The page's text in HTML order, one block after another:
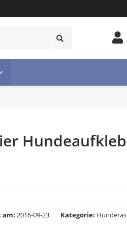
am: 2016-09-23 Kategorie